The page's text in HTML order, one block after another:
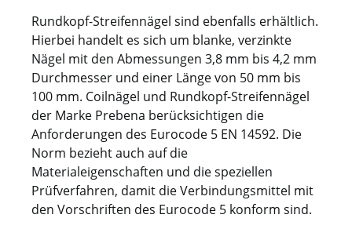
Heftklammer R 3/4 32 18 0,9 1,9
Heftklammer, Rolle R 1/78 32 22 2,3
Heftklammer 32/38 32 38 2,25
Heftklammer MG 315 A 34 15 1,5
Heftklammer MG 320 A 34 20 1,5
Heftklammer MG 323 NK 34 23 1,5
Heftklammer B 5/8 35 15 0,9 2,3
Heftklammer B 3/4 35 18 0,9 2,3
Heftklammer B 7/8 35 22 0,9 2,3
Heftklammer, Rolle MG B 60 4 36 12 2
Heftklammer MG 315 36 15 1,5
Rundkopf-Streifennägel sind ebenfalls erhältlich.
Hierbei handelt es sich um blanke, verzinkte
Nägel mit den Abmessungen 3,8 mm bis 4,2 mm
Durchmesser und einer Länge von 50 mm bis
100 mm. Coilnägel und Rundkopf-Streifennägel
der Marke Prebena berücksichtigen die
Anforderungen des Eurocode 5 EN 14592. Die
Norm bezieht auch auf die
Materialeigenschaften und die speziellen
Prüfverfahren, damit die Verbindungsmittel mit
den Vorschriften des Eurocode 5 konform sind.